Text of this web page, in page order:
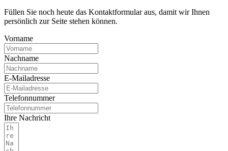
Füllen Sie noch heute das Kontaktformular aus, damit wir Ihnen
persönlich zur Seite stehen können.
Vorname
Nachname
E-Mailadresse
Telefonnummer
Ihre Nachricht